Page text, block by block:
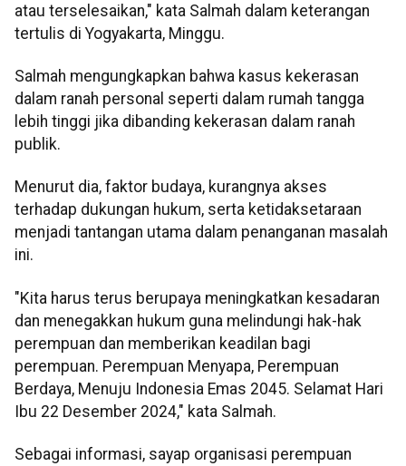
atau terselesaikan," kata Salmah dalam keterangan
tertulis di Yogyakarta, Minggu.
Salmah mengungkapkan bahwa kasus kekerasan
dalam ranah personal seperti dalam rumah tangga
lebih tinggi jika dibanding kekerasan dalam ranah
publik.
Menurut dia, faktor budaya, kurangnya akses
terhadap dukungan hukum, serta ketidaksetaraan
menjadi tantangan utama dalam penanganan masalah
ini.
"Kita harus terus berupaya meningkatkan kesadaran
dan menegakkan hukum guna melindungi hak-hak
perempuan dan memberikan keadilan bagi
perempuan. Perempuan Menyapa, Perempuan
Berdaya, Menuju Indonesia Emas 2045. Selamat Hari
Ibu 22 Desember 2024," kata Salmah.
Sebagai informasi, sayap organisasi perempuan